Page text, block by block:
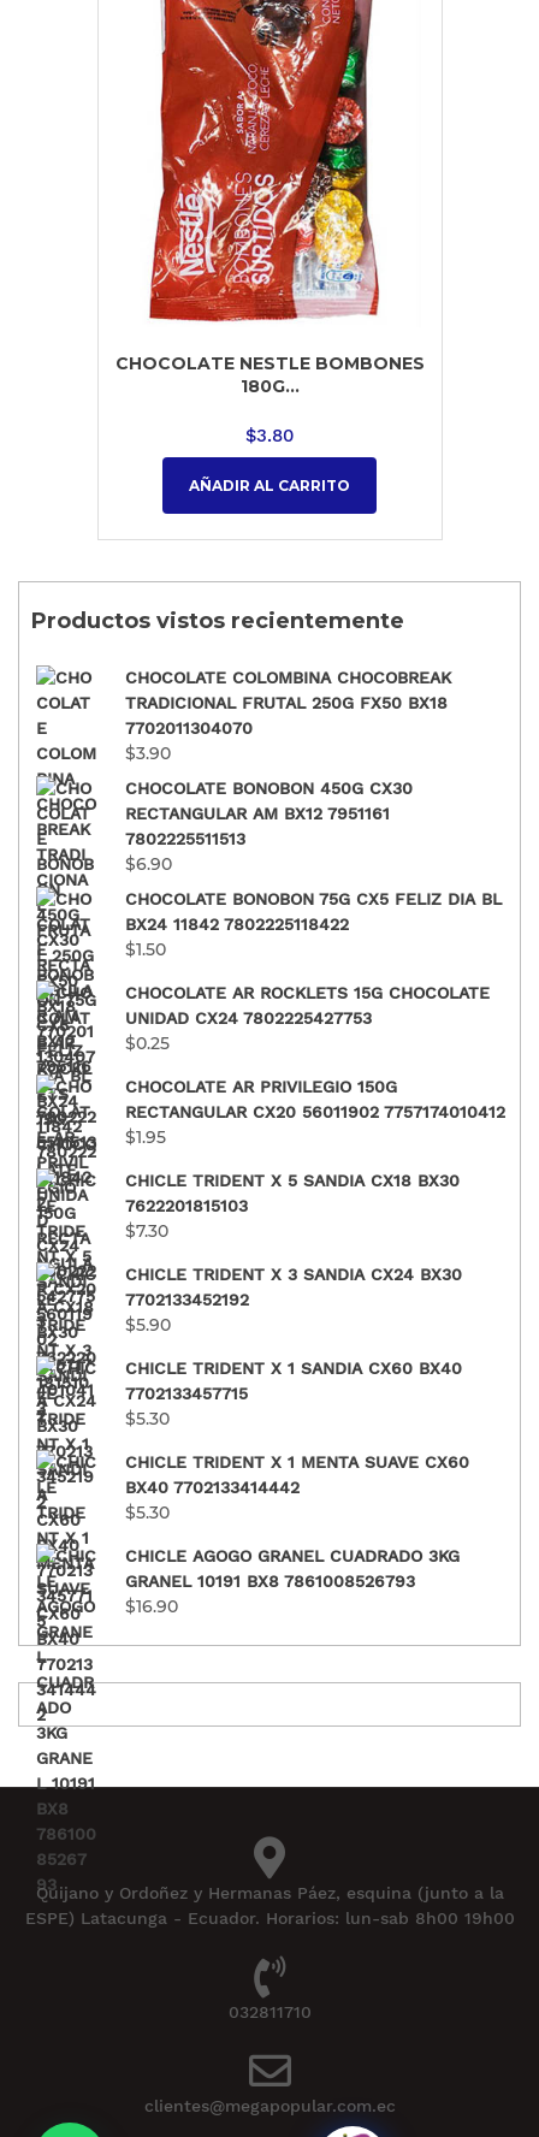
CHOCOLATE NESTLE BOMBONES
180G...
$3.80
AÑADIR AL CARRITO
Productos vistos recientemente
CHOCOLATE COLOMBINA CHOCOBREAK
TRADICIONAL FRUTAL 250G FX50 BX18
7702011304070
$3.90
CHOCOLATE BONOBON 450G CX30
RECTANGULAR AM BX12 7951161
7802225511513
$6.90
CHOCOLATE BONOBON 75G CX5 FELIZ DIA BL
BX24 11842 7802225118422
$1.50
CHOCOLATE AR ROCKLETS 15G CHOCOLATE
UNIDAD CX24 7802225427753
$0.25
CHOCOLATE AR PRIVILEGIO 150G
RECTANGULAR CX20 56011902 7757174010412
$1.95
CHICLE TRIDENT X 5 SANDIA CX18 BX30
7622201815103
$7.30
CHICLE TRIDENT X 3 SANDIA CX24 BX30
7702133452192
$5.90
CHICLE TRIDENT X 1 SANDIA CX60 BX40
7702133457715
$5.30
CHICLE TRIDENT X 1 MENTA SUAVE CX60
BX40 7702133414442
$5.30
CHICLE AGOGO GRANEL CUADRADO 3KG
GRANEL 10191 BX8 7861008526793
$16.90
Quijano y Ordoñez y Hermanas Páez, esquina (junto a la
ESPE) Latacunga - Ecuador. Horarios: lun-sab 8h00 19h00
032811710
clientes@megapopular.com.ec